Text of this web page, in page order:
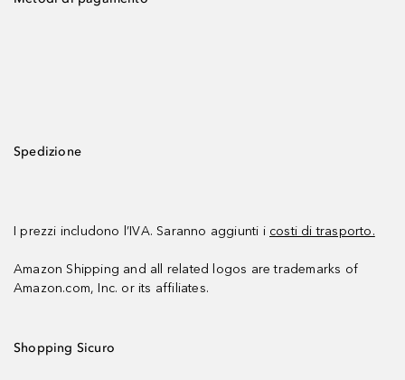
Spedizione
I prezzi includono l’IVA. Saranno aggiunti i costi di trasporto.
Amazon Shipping and all related logos are trademarks of
Amazon.com, Inc. or its affiliates.
Shopping Sicuro